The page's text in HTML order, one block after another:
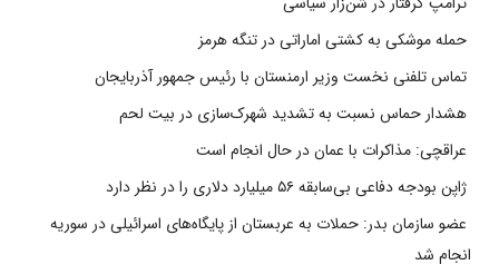
حمله موشکی به کشتی اماراتی در تنگه هرمز
تماس تلفنی نخست وزیر ارمنستان با رئیس جمهور آذربایجان
هشدار حماس نسبت به تشدید شهرک‌سازی در بیت‌ لحم
عراقچی: مذاکرات با عمان در حال انجام است
ژاپن بودجه دفاعی بی‌سابقه ۵۶ میلیارد دلاری را در نظر دارد
عضو سازمان بدر: حملات به عربستان از پایگاه‌های اسرائیلی در سوریه
انجام شد